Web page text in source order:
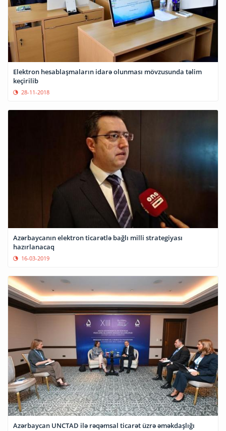
Elektron hesablaşmaların idarə olunması mövzusunda təlim
keçirilib
28-11-2018
Azərbaycanın elektron ticarətlə bağlı milli strategiyası
hazırlanacaq
16-03-2019
Azərbaycan UNCTAD ilə rəqəmsal ticarət üzrə əməkdaşlığı